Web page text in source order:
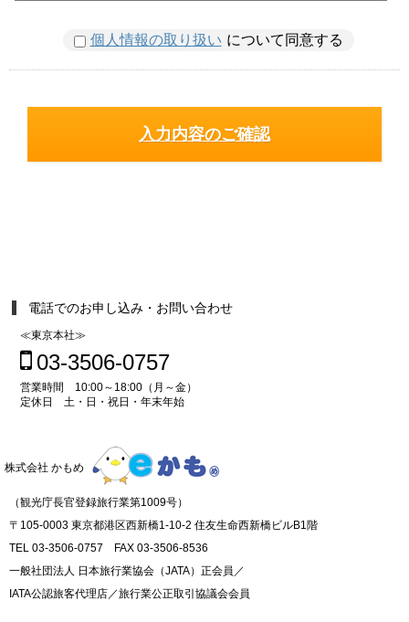
個人情報の取り扱い について同意する
電話でのお申し込み・お問い合わせ
≪東京本社≫
03-3506-0757
営業時間 10:00～18:00（月～金）
定休日 土・日・祝日・年末年始
株式会社 かもめ
（観光庁長官登録旅行業第1009号）
〒105-0003 東京都港区西新橋1-10-2 住友生命西新橋ビルB1階
TEL 03-3506-0757 FAX 03-3506-8536
一般社団法人 日本旅行業協会（JATA）正会員／
IATA公認旅客代理店／旅行業公正取引協議会会員